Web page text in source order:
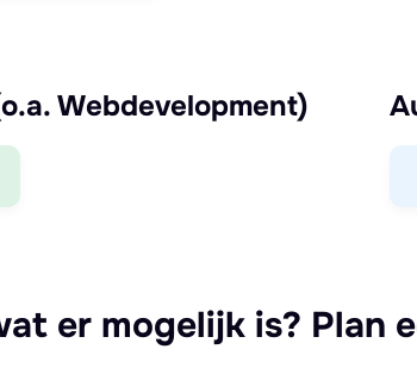
Webdevelopment)
er mogelijk is? Plan